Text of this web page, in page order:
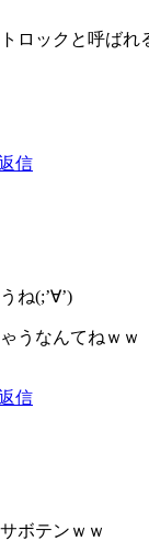
ロックと呼ばれ
信
ね(;’∀’)
うなんてねｗｗ
信
ボテンｗｗ